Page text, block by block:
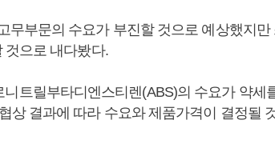
무부문의 수요가 부진할 것으로 예상했지
것으로 내다봤다.
트릴부타디엔스티렌(ABS)의 수요가 약세
상 결과에 따라 수요와 제품가격이 결정될